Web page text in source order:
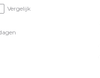
Vergelijk